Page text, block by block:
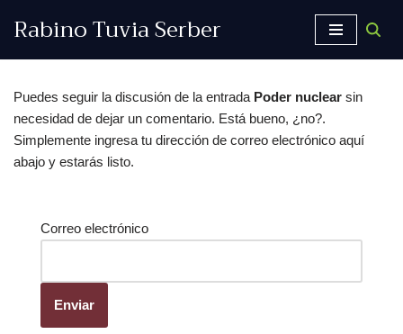
contenido
Rabino Tuvia Serber
Puedes seguir la discusión de la entrada Poder nuclear sin
necesidad de dejar un comentario. Está bueno, ¿no?.
Simplemente ingresa tu dirección de correo electrónico aquí
abajo y estarás listo.
Correo electrónico